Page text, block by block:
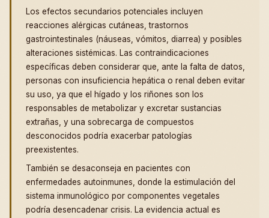
Los efectos secundarios potenciales incluyen
reacciones alérgicas cutáneas, trastornos
gastrointestinales (náuseas, vómitos, diarrea) y posibles
alteraciones sistémicas. Las contraindicaciones
específicas deben considerar que, ante la falta de datos,
personas con insuficiencia hepática o renal deben evitar
su uso, ya que el hígado y los riñones son los
responsables de metabolizar y excretar sustancias
extrañas, y una sobrecarga de compuestos
desconocidos podría exacerbar patologías
preexistentes.
También se desaconseja en pacientes con
enfermedades autoinmunes, donde la estimulación del
sistema inmunológico por componentes vegetales
podría desencadenar crisis. La evidencia actual es